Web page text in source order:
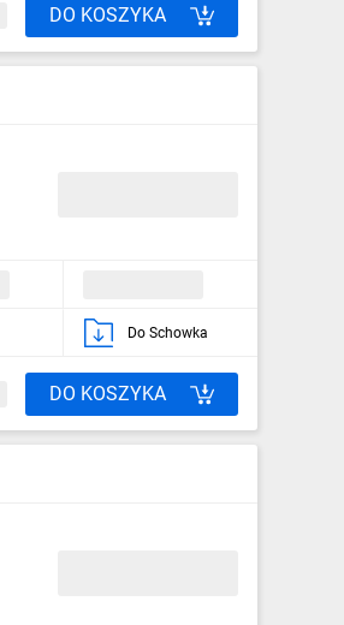
DO KOSZYKA
Do Schowka
DO KOSZYKA